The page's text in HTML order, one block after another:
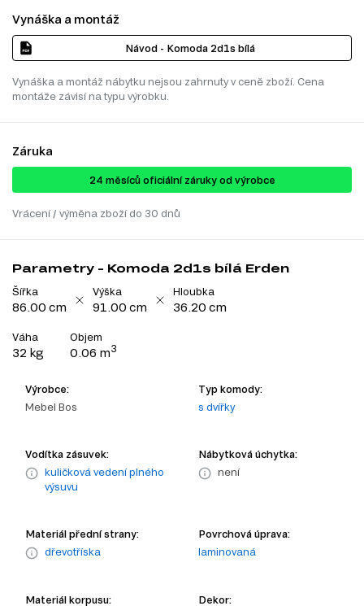
Vynáška a montáž
Návod - Komoda 2d1s bílá
Vynáška a montáž nábytku nejsou zahrnuty v ceně zboží. Cena
montáže závisí na typu výrobku.
Záruka
24 ​​​​měsíců oficiální záruky od výrobce
Vrácení / výměna zboží do 30 dnů
Parametry - Komoda 2d1s bílá Erden
Šířka
86.00 cm
Výška
91.00 cm
Hloubka
36.20 cm
Váha
32 kg
Objem
0.06 m3
Výrobce:
Mebel Bos
Typ komody:
s dvířky
Vodítka zásuvek:
kuličková vedení plného
výsuvu
Nábytková úchytka:
není
Materiál přední strany:
dřevotříska
Povrchová úprava:
laminovaná
Materiál korpusu: Dekor: